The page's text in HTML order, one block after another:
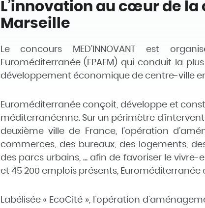
L’innovation au cœur de
Marseille
Le concours MED’INNOVANTest
Euroméditerranée (EPAEM) qui conduit la
développement économique de centre-ville en
Euroméditerranée conçoit, développe et
méditerranéenne. Sur un périmètre
deuxième ville de France, l’opération
commerces, des bureaux, des logements,
des parcs urbains, ... afin de favoriser le
et 45 200 emplois présents, Euroméditerranée
Labélisée « EcoCité », l’opération